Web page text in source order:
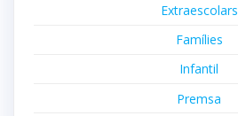
Extraescolars
Famílies
Infantil
Premsa